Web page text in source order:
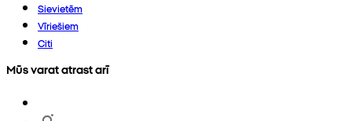
Sievietēm
Vīriešiem
Citi
Mūs varat atrast arī